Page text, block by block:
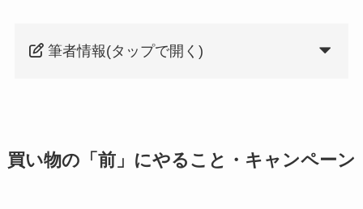
筆者情報(タップで開く)
買い物の「前」にやること・キャンペーン